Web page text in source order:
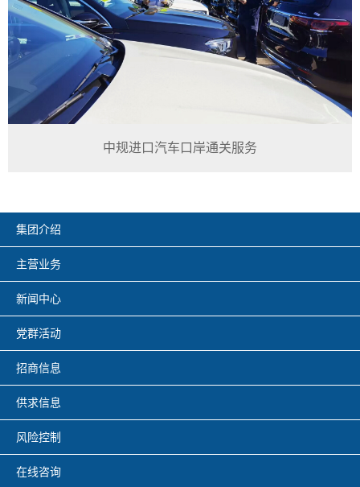
中规进口汽车口岸通关服务
集团介绍
主营业务
新闻中心
党群活动
招商信息
供求信息
风险控制
在线咨询